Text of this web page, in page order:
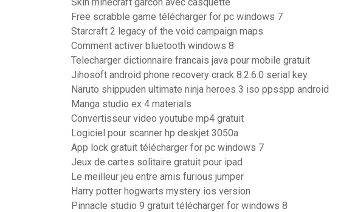
Free scrabble game télécharger for pc windows 7
Starcraft 2 legacy of the void campaign maps
Comment activer bluetooth windows 8
Telecharger dictionnaire francais java pour mobile gratuit
Jihosoft android phone recovery crack 8.2.6.0 serial key
Naruto shippuden ultimate ninja heroes 3 iso ppsspp android
Manga studio ex 4 materials
Convertisseur video youtube mp4 gratuit
Logiciel pour scanner hp deskjet 3050a
App lock gratuit télécharger for pc windows 7
Jeux de cartes solitaire gratuit pour ipad
Le meilleur jeu entre amis furious jumper
Harry potter hogwarts mystery ios version
Pinnacle studio 9 gratuit télécharger for windows 8